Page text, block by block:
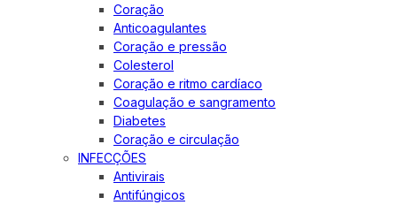
Coração
Anticoagulantes
Coração e pressão
Colesterol
Coração e ritmo cardíaco
Coagulação e sangramento
Diabetes
Coração e circulação
INFECÇÕES
Antivirais
Antifúngicos